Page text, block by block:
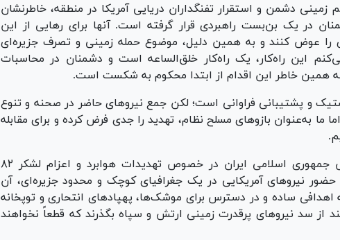
زمینی دشمن و استقرار تفنگداران دریایی آمریکا در منطقه، خاطرنشان
در یک بن‌بست راهبردی قرار گرفته است. آنها برای رهایی از این
را عوض کنند و به همین دلیل، موضوع حمله زمینی و تصرف جزیره‌ای
این راه‌کار، یک راه‌کار خلق‌الساعه است و دشمنان در محاسبات
همین خاطر این اقدام از ابتدا محکوم به شکست است.
و پشتیبانی فراوانی است؛ لکن جمع نیرو‌های حاضر در صحنه و تنوع
ما به‌عنوان بازو‌های مسلح نظام، تهدید را جدی فرض کرده و برای مقابله
رئیس مرکز مطالعات راهبردی ارتش جمهوری اسلامی ایران در خصوص تهدیدات هوابرد و اعزام لشکر ۸۲
حضور نیرو‌های آمریکایی در یک جغرافیای کوچک و محدود جزیره‌ای، آن
اهدافی ساده و در دسترس برای موشک‌ها، پهپاد‌های انتحاری و توپخانه
از سد نیرو‌های پرقدرت زمینی ارتش و سپاه بگذرند که قطعاً نخواهند